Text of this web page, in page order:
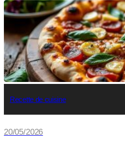
Recette de cuisine
20/05/2026